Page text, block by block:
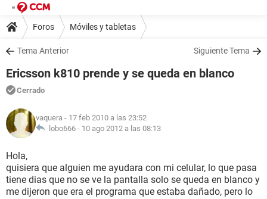
Foros Móviles y tabletas
Tema Anterior Siguiente Tema
Ericsson k810 prende y se queda en blanco
Cerrado
vaquera - 17 feb 2010 a las 23:52
lobo666 - 10 ago 2012 a las 08:13
Hola,
quisiera que alguien me ayudara con mi celular, lo que pasa
tiene dias que no se ve la pantalla solo se queda en blanco y
me dijeron que era el programa que estaba dañado, pero lo